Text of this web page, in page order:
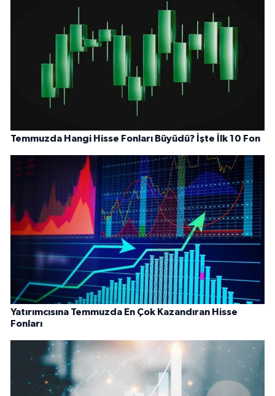
Temmuzda Hangi Hisse Fonları Büyüdü? İşte İlk 10 Fon
Yatırımcısına Temmuzda En Çok Kazandıran Hisse
Fonları